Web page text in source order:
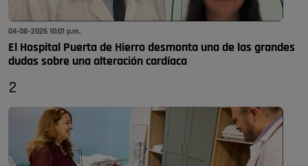
04-08-2026 10:01 p.m.
El Hospital Puerta de Hierro desmonta una de las grandes
dudas sobre una alteración cardíaca
2